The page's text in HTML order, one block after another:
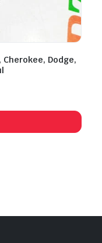
Cherokee, Dodge,